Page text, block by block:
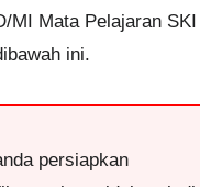
MI Mata Pelajaran SKI
ini.
persiapkan